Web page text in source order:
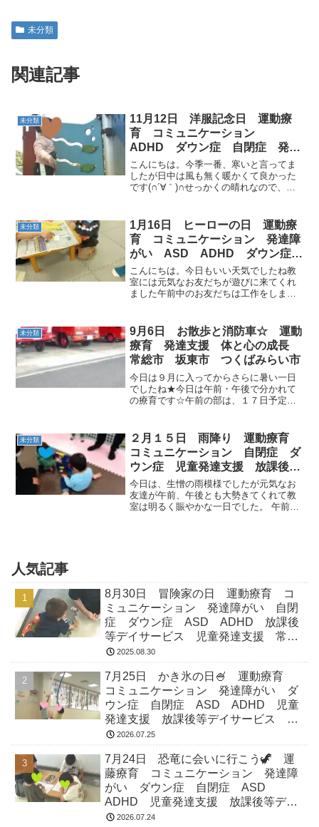
未分類
関連記事
未分類
11月12日 洋服記念日 運動療
育 コミュニケーション
ADHD ダウン症 自閉症 発達
障害 ASD 児童発達支援 放課
後等デイサービス 常総市 つく
ばみらい市 坂東市 守谷市
こんにちは。今季一番、寒いと言ってま
したが日中は風も無く暖かくて良かった
です(∩´∀｀)∩せっかくの晴れなので、午
挨拶から始めましょう 今日のテーマは
『洋服記念日』で...
未分類
1月16日 ヒーローの日 運動療
育 コミュニケーション 発達障
がい ASD ADHD ダウン症
自閉症 児童発達支援 放課後等
デイサービス 常総市 つくばみ
らい市 坂東市 守谷市
こんにちは。今日もいい天気でしたね教
室には元気なお友だちが遊びに来てくれ
ました午前中のお友だちは工作をしまし
守るヒーローになるために体を鍛えまし
ょう💪最初はジャンプ狭...
未分類
9月6日 お散歩と消防車☆ 運動
療育 発達支援 体と心の成長
常総市 坂東市 つくばみらい市
今日は９月に入ってからさらに暑い一日
でしたね★今日は午前・午後で分かれて
の療育です☆午前の部は、１７日予定の
ました＼(^o^)／お友達は消防車に興味
深々❀ 赤い車がたく...
未分類
２月１５日 雨降り 運動療育
コミュニケーション 自閉症 ダ
ウン症 児童発達支援 放課後等
デイサービス 常総市 つくばみ
らい市 坂東市
今日は、生憎の雨模様でしたが元気なお
友達が午前、午後とも大勢きてくれて教
室は明るく賑やかな一日でした。 午前の
人気記事
8月30日 冒険家の日 運動療育 コ
ミュニケーション 発達障がい 自閉
症 ダウン症 ASD ADHD 放課後
等デイサービス 児童発達支援 常総
市 つくばみらい市 坂東市 守谷市
2025.08.30
7月25日 かき氷の日🍧 運動療育
コミュニケーション 発達障がい ダ
ウン症 自閉症 ASD ADHD 児童
発達支援 放課後等デイサービス 常
総市 つくばみらい市 坂東市 守谷
2026.07.25
7月24日 恐竜に会いに行こう🦖 運
藤療育 コミュニケーション 発達障
がい ダウン症 自閉症 ASD
ADHD 児童発達支援 放課後等デイ
サービス 常総市 つくばみらい市
2026.07.24